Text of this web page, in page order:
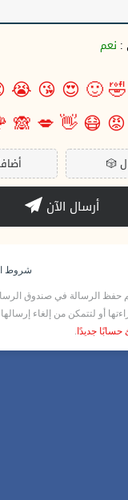
: نعم
🤣
🙂
😍
😘
😭
😡
😷
👋
💋
🙈
🎲
أرسال الآن
شروط
حفظ الرسالة في صندوق
أو لتتمكن من إلغاء
حسابًا جديدًا .